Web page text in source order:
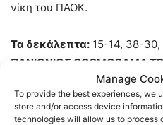
Manage
To provide the best experiences, we
store and/or access device
technologies will allow us to process
νίκη του ΠΑΟΚ.
Τα δεκάλεπτα: 15-14, 38-
ΠΑΝΙΩΝΙΟΣ COSMORAMA
(1), Taylor 8, Τσαλμπούρης 5,
Thomasson 13 (1), Kreuser 12